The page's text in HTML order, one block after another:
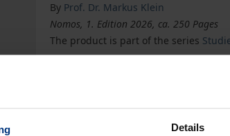
Details
By Prof. Dr. Markus Klein
Nomos, 1. Edition 2026, ca. 250 Pages
The product is part of the series